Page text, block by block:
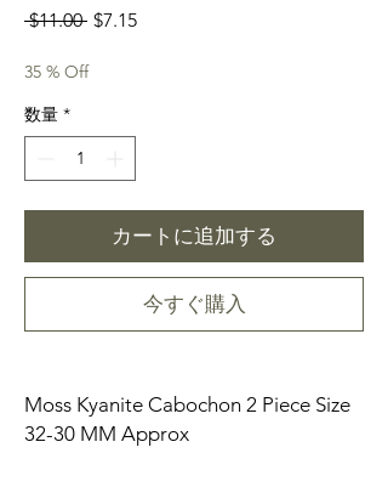
$11.00 通
価
$7.15セ
35 % Off
数量 *
カートに追加する
今すぐ購入
Moss Kyanite Cabochon 2 Piece Size
32-30 MM Approx